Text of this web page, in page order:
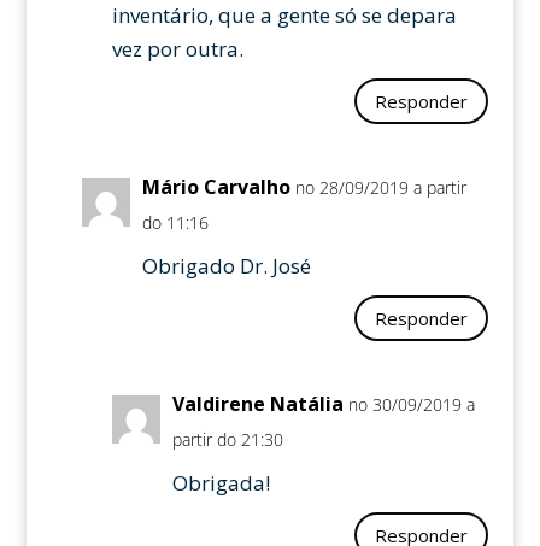
inventário, que a gente só se depara
vez por outra.
Responder
Mário Carvalho no 28/09/2019 a partir
do 11:16
Obrigado Dr. José
Responder
Valdirene Natália no 30/09/2019 a
partir do 21:30
Obrigada!
Responder